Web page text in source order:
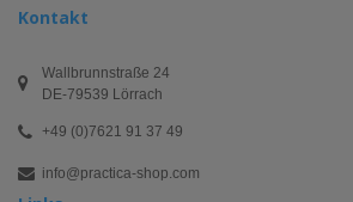
Kontakt
Wallbrunnstraße 24
DE-79539 Lörrach
+49 (0)7621 91 37 49
info@practica-shop.com